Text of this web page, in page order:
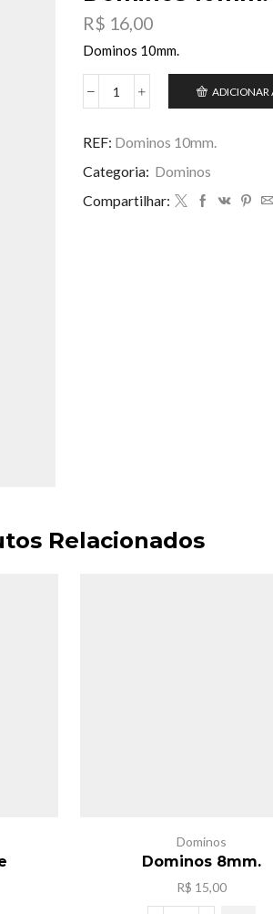
R$ 16,00
Dominos 10mm.
Dominos
quantidade
ADICIONAR
REF: Dominos 10mm.
Categoria: Dominos
Compartilhar:
Relacionados
Dominos
Dominos 8mm.
R$ 15,00